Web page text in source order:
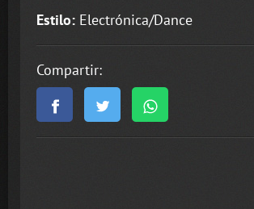
Estilo: Electrónica/Dance
Compartir: